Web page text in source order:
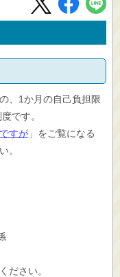
、1か月の自己負担限
です。
すが 」をご覧になる
。
ださい。